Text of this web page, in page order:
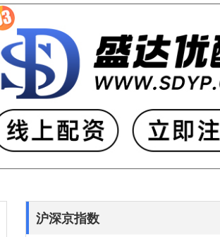
沪深京指数